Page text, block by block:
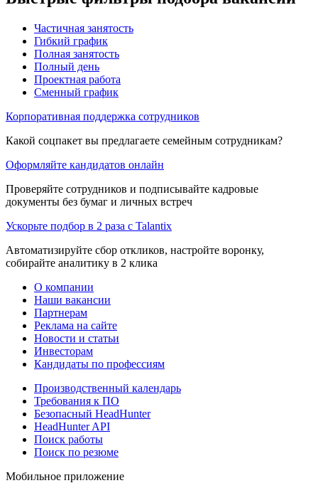
Частичная занятость
Гибкий график
Полная занятость
Полный день
Проектная работа
Сменный график
Корпоративная поддержка сотрудников
Какой соцпакет вы предлагаете семейным сотрудникам?
Оформляйте кандидатов онлайн
Проверяйте сотрудников и подписывайте кадровые
документы без бумаг и личных встреч
Ускорьте подбор в 2 раза с Talantix
Автоматизируйте сбор откликов, настройте воронку,
собирайте аналитику в 2 клика
О компании
Наши вакансии
Партнерам
Реклама на сайте
Новости и статьи
Инвесторам
Кандидаты по профессиям
Производственный календарь
Требования к ПО
Безопасный HeadHunter
HeadHunter API
Поиск работы
Поиск по резюме
Мобильное приложение